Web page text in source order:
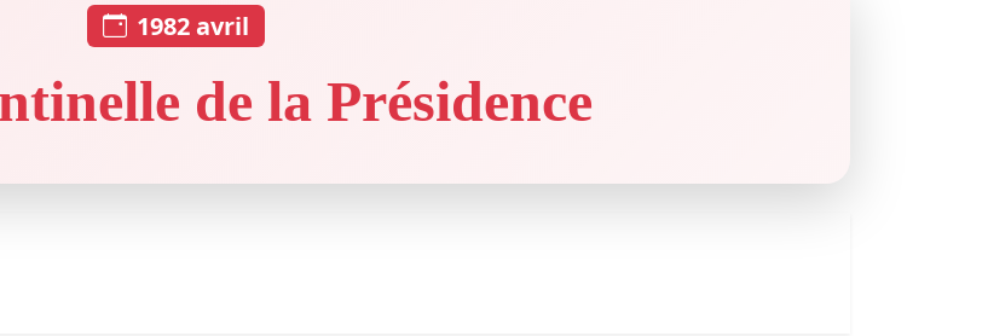
1982 avril
de la Présidence